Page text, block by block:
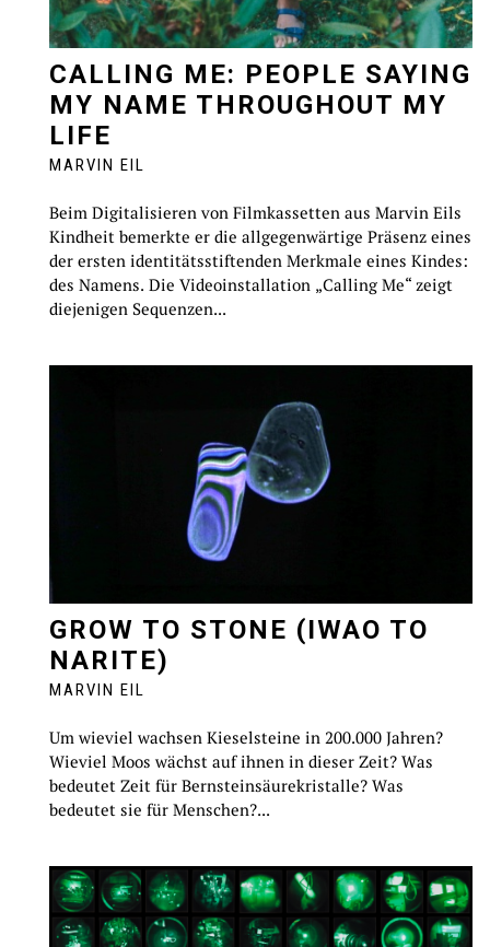
CALLING ME: PEOPLE SAYING
MY NAME THROUGHOUT MY
LIFE
MARVIN EIL
Beim Digitalisieren von Filmkassetten aus Marvin Eils
Kindheit bemerkte er die allgegenwärtige Präsenz eines
der ersten identitätsstiftenden Merkmale eines Kindes:
des Namens. Die Videoinstallation „Calling Me“ zeigt
diejenigen Sequenzen...
GROW TO STONE (IWAO TO
NARITE)
MARVIN EIL
Um wieviel wachsen Kieselsteine in 200.000 Jahren?
Wieviel Moos wächst auf ihnen in dieser Zeit? Was
bedeutet Zeit für Bernsteinsäurekristalle? Was
bedeutet sie für Menschen?...